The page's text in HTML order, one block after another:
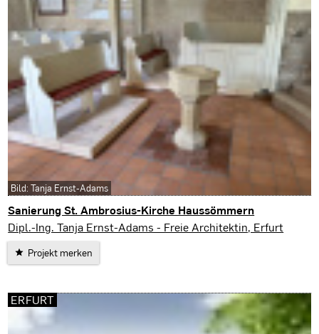
Sanierung St. Ambrosius-Kirche Haussömmern
Haussömmern
Dipl.-Ing. Tanja Ernst-Adams - Freie Architektin, Erfurt
Projekt merken
Bild: Tanja Ernst-Adams
ERFURT